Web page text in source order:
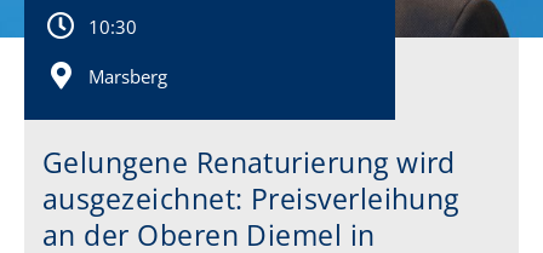
10:30
Marsberg
Gelungene Renaturierung wird
ausgezeichnet: Preisverleihung
an der Oberen Diemel in